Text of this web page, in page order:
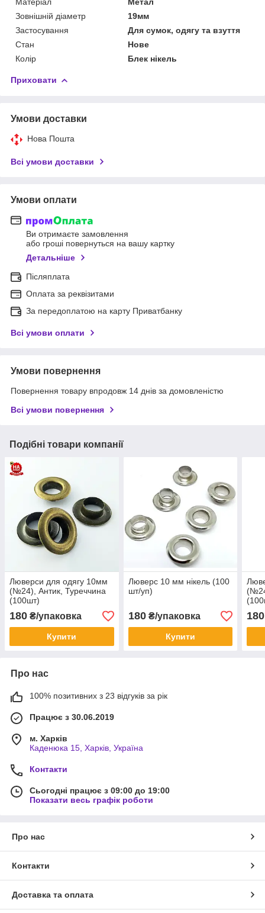
Зовнішній діаметр
19мм
Застосування
Для сумок, одягу та взуття
Стан
Нове
Колір
Блек нікель
Приховати
Умови доставки
Нова Пошта
Всі умови доставки
Умови оплати
Ви отримаєте замовлення
або гроші повернуться на вашу картку
Детальніше
Післяплата
Оплата за реквізитами
За передоплатою на карту Приватбанку
Всі умови оплати
Умови повернення
Повернення товару впродовж 14 днів за домовленістю
Всі умови повернення
Подібні товари компанії
Люверси для одягу 10мм
(№24), Антик, Туреччина
(100шт)
180 ₴/упаковка
Купити
Люверс 10 мм нікель (100
шт/уп)
180₴/упаковка
Купити
180
Про нас
100% позитивних з 23 відгуків за рік
Працює з 30.06.2019
м. Харків
Каденюка 15, Харків, Україна
Контакти
Сьогодні працює з 09:00 до 19:00
Показати весь графік роботи
Про нас
Контакти
Доставка та оплата